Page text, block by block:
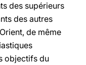
des supérieurs
des autres
de même
objectifs du